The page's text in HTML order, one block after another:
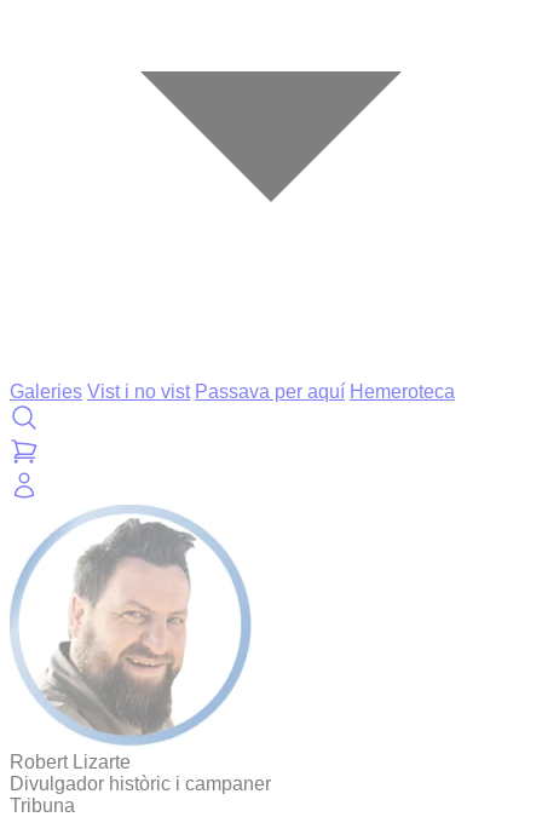
Galeries Vist i no vist Passava per aquí Hemeroteca
Robert Lizarte
Divulgador històric i campaner
Tribuna